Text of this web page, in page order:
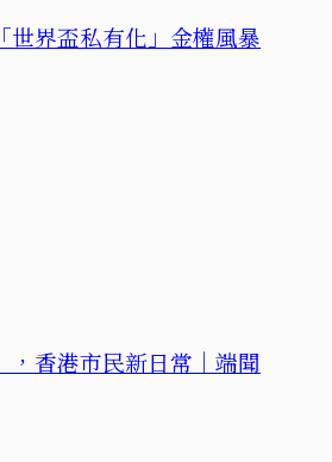
世界盃私有化」金權風暴
，香港市民新日常｜端聞